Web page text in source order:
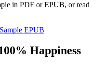
in PDF or EPUB, or read
EPUB
Happiness